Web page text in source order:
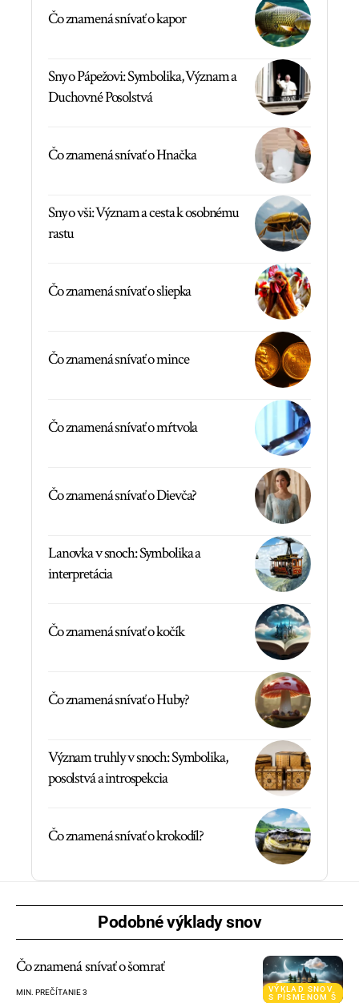
Čo znamená snívať o kapor
Sny o Pápežovi: Symbolika, Význam a
Duchovné Posolstvá
Čo znamená snívať o Hnačka
Sny o vši: Význam a cesta k osobnému
rastu
Čo znamená snívať o sliepka
Čo znamená snívať o mince
Čo znamená snívať o mŕtvola
Čo znamená snívať o Dievča?
Lanovka v snoch: Symbolika a
interpretácia
Čo znamená snívať o kočík
Čo znamená snívať o Huby?
Význam truhly v snoch: Symbolika,
posolstvá a introspekcia
Čo znamená snívať o krokodíl?
Podobné výklady snov
VÝKLAD SNOV
S PÍSMENOM Š
Čo znamená snívať o šomrať
MIN. PREČÍTANIE 3